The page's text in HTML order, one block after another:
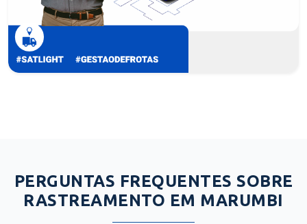
PERGUNTAS FREQUENTES SOBRE
RASTREAMENTO EM MARUMBI